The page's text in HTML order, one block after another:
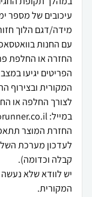
עיכובים של מספר
הפריטים יגיעו
לצורך החלפה או
לעדכון מערכת
יש לוודא שלא